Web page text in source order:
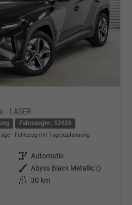
- LAGER
Fahrzeugnr.: 52626
Fahrzeug mit Tageszulassung
Getriebe Automatik
Außenfarbe Abyss Black Metallic ()
Kilometerstand
30 km